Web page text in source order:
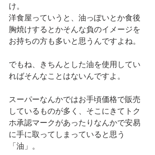
け。
洋食屋っていうと、油っぽいとか食後
胸焼けするとかそんな負のイメージを
お持ちの方も多いと思うんですよね。
でもね、きちんとした油を使用してい
ればそんなことはないんですよ。
スーパーなんかではお手頃価格で販売
しているものが多く、そこにきてトク
ホ承認マークがあったりなんかで安易
に手に取ってしまっていると思う
「油」。